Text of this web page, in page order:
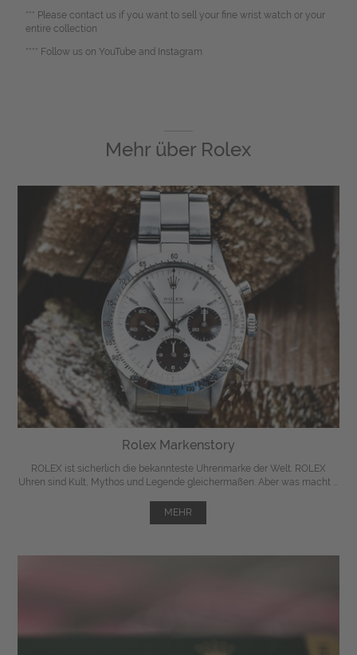
*** Please contact us if you want to sell your fine wrist watch or your
entire collection
**** Follow us on YouTube and Instagram
Mehr über Rolex
Rolex Markenstory
ROLEX ist sicherlich die bekannteste Uhrenmarke der Welt. ROLEX
Uhren sind Kult, Mythos und Legende gleichermaßen. Aber was macht ...
MEHR